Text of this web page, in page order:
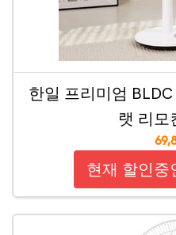
한일 프리미엄
랫 리모
현재 할인중